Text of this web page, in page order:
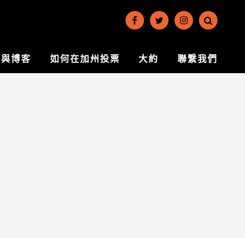
博客 如何在加州投票 大約 聯繫我們